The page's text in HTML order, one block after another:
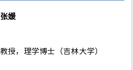
张媛
教授，理学博士（吉林大学）